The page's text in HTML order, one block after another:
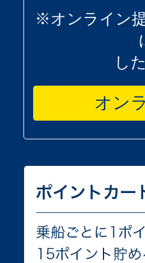
※オンライン
し
オン